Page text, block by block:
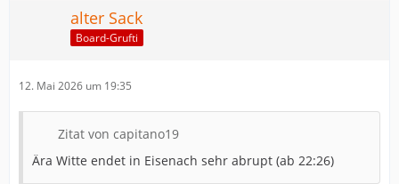
alter Sack
Board-Grufti
12. Mai 2026 um 19:35
Zitat von capitano19
Ära Witte endet in Eisenach sehr abrupt (ab 22:26)